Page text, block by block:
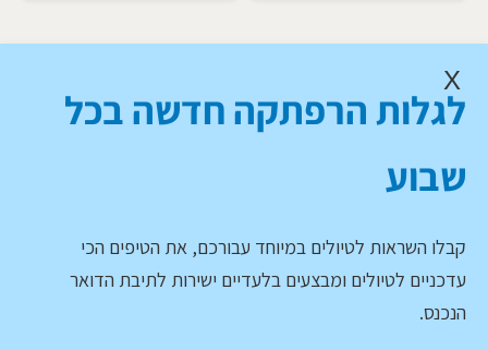
X
לגלות הרפתקה חדשה בכל
שבוע
קבלו השראות לטיולים במיוחד עבורכם, את הטיפים הכי
עדכניים לטיולים ומבצעים בלעדיים ישירות לתיבת הדואר
הנכנס.